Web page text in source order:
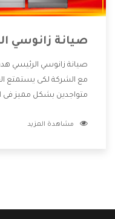
صيانة زانوسي
صيانة زانوسي الرئيسي
مع الشركة لكى يستمتع
متواجدين بشكل مميز فى
الشركة بها والتى تكون
مشاهدة المزيد